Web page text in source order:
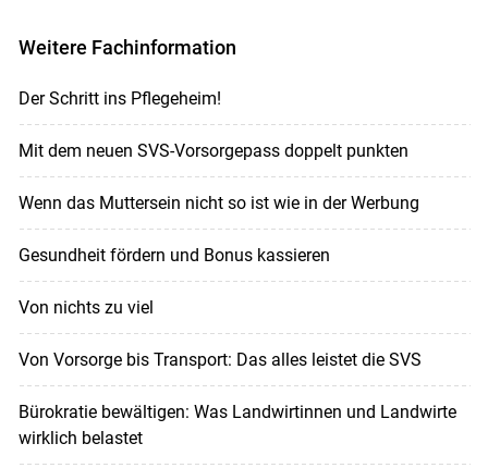
Weitere Fachinformation
Der Schritt ins Pflegeheim!
Mit dem neuen SVS-Vorsorgepass doppelt punkten
Wenn das Muttersein nicht so ist wie in der Werbung
Gesundheit fördern und Bonus kassieren
Von nichts zu viel
Von Vorsorge bis Transport: Das alles leistet die SVS
Bürokratie bewältigen: Was Landwirtinnen und Landwirte
wirklich belastet